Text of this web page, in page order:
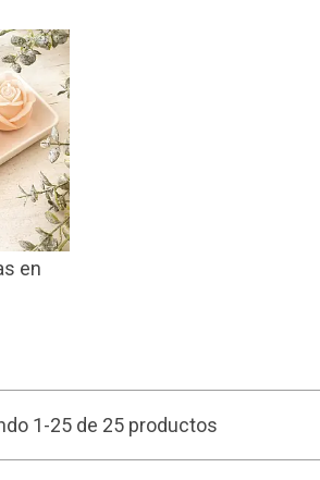
en
1-25 de 25 productos